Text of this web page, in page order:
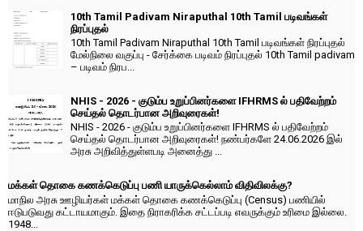
10th Tamil Padivam Niraputhal 10th Tamil படிவங்கள்
நிரப்புதல்
10th Tamil Padivam Niraputhal 10th Tamil படிவங்கள் நிரப்புதல்
மேல்நிலை வகுப்பு - சேர்க்கை படிவம் நிரப்புதல் 10th Tamil padivam
– படிவம் நிரப...
NHIS - 2026 - குடும்ப உறுப்பினர்களை IFHRMS ல் பதிவேற்றம்
செய்தல் தொடர்பான அறிவுரைகள்!
NHIS - 2026 - குடும்ப உறுப்பினர்களை IFHRMS ல் பதிவேற்றம்
செய்தல் தொடர்பான அறிவுரைகள்! நண்பர்களே 24.06.2026 இல்
அரசு அறிவித்துள்ளபடி அனைத்து ...
மக்கள் தொகை கணக்கெடுப்பு பணி யாருக்கெல்லாம் விதிவிலக்கு?
மாநில அரசு ஊழியர்கள் மக்கள் தொகை கணக்கெடுப்பு (Census) பணியில்
ஈடுபடுவது கட்டாயமாகும். இதை நிராகரிக்க சட்டப்படி எவருக்கும் உரிமை இல்லை.
1948...